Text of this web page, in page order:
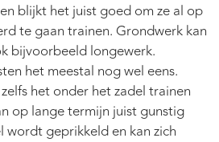
blijkt het juist goed om ze al op
te gaan trainen. Grondwerk kan
bijvoorbeeld longewerk.
het meestal nog wel eens.
het onder het zadel trainen
op lange termijn juist gunstig
wordt geprikkeld en kan zich